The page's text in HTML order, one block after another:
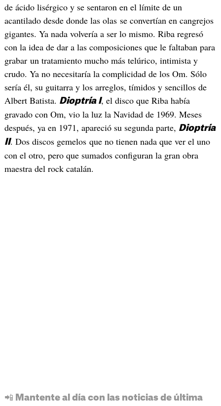
de ácido lisérgico y se sentaron en el límite de un
acantilado desde donde las olas se convertían en cangrejos
gigantes. Ya nada volvería a ser lo mismo. Riba regresó
con la idea de dar a las composiciones que le faltaban para
grabar un tratamiento mucho más telúrico, intimista y
crudo. Ya no necesitaría la complicidad de los Om. Sólo
sería él, su guitarra y los arreglos, tímidos y sencillos de
Albert Batista. Dioptría I, el disco que Riba había
gravado con Om, vio la luz la Navidad de 1969. Meses
después, ya en 1971, apareció su segunda parte, Dioptría
II. Dos discos gemelos que no tienen nada que ver el uno
con el otro, pero que sumados configuran la gran obra
maestra del rock catalán.
📲 Mantente al día con las noticias de última